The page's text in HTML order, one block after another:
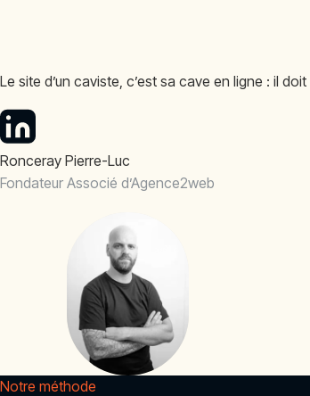
Le site d’un caviste, c’est sa cave en ligne : il
Ronceray Pierre-Luc
Fondateur Associé d’Agence2web
Notre méthode